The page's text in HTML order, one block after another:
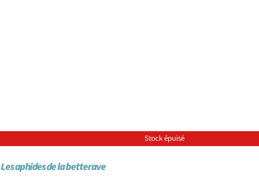
Stock épuisé
Les aphides de la betterave